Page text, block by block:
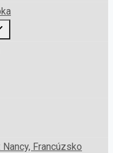
Francúzsko